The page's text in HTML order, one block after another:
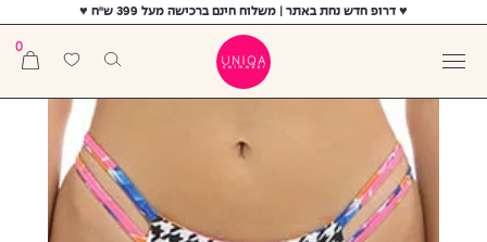
♥ דרופ חדש נחת באתר | משלוח חינם ברכישה מעל 399 ש"ח ♥
0